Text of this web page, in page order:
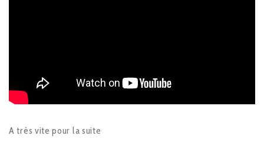
A très vite pour la suite